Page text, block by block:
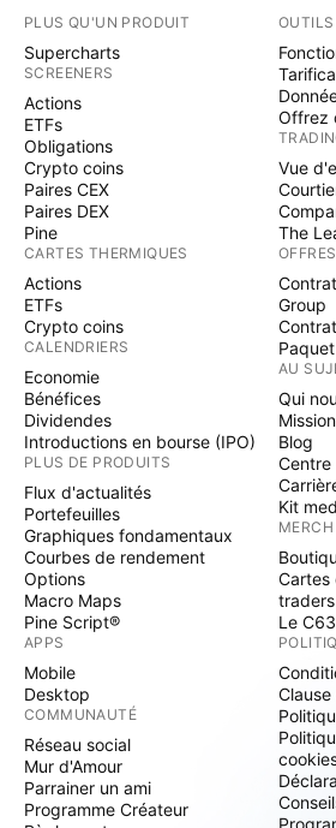
PLUS QU'UN PRODUIT
Supercharts
SCREENERS
Actions
ETFs
Obligations
Crypto coins
Paires CEX
Paires DEX
Pine
CARTES THERMIQUES
Actions
ETFs
Crypto coins
CALENDRIERS
Economie
Bénéfices
Dividendes
Introductions en bourse (IPO)
PLUS DE PRODUITS
Flux d'actualités
Portefeuilles
Graphiques fondamentaux
Courbes de rendement
Options
Macro Maps
Pine Script®
APPS
Mobile
Desktop
COMMUNAUTÉ
Réseau social
Mur d'Amour
Parrainer un ami
Programme Créateur
Offrez
Vue
The
Group
AU
Qui
Blog
Kit
MERCH
Cartes
traders
Le